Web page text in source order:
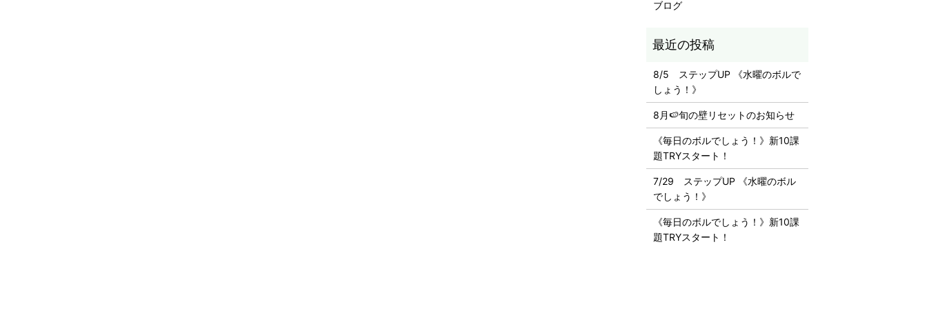
ブログ
8/5 ステップUP 《水曜のボルで
しょう！》
8月🍉旬の壁リセットのお知らせ
《毎日のボルでしょう！》新10課
題TRYスタート！
7/29 ステップUP 《水曜のボル
でしょう！》
《毎日のボルでしょう！》新10課
題TRYスタート！